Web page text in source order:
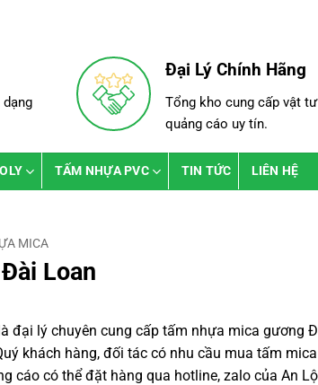
Đại Lý Chính Hãng
Tổng kho cung cấp vật tư
quảng cáo uy tín.
TẤM NHỰA PVC TIN TỨC LIÊN HỆ
MICA
Loan
đại lý chuyên cung cấp tấm nhựa mica gương
khách hàng, đối tác có nhu cầu mua tấm
cáo có thể đặt hàng qua hotline, zalo của An